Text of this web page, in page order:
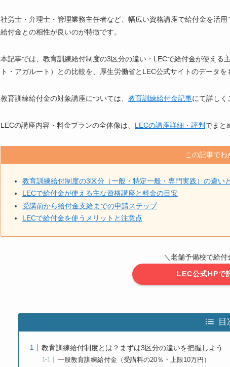
社労士・弁理士・管理業務主任者など、幅広い資格講座で給付金を活
給付金との相性が良いのが特徴です。
本記事では、教育訓練給付制度の3区分の違い・LECで給付金が使える
ト・アガルート）との比較を、厚生労働省とLEC公式サイトのデータを
教育訓練給付金の対象講座については、 教育訓練給付金記事にて詳しく
LECの講座内容・料金プランの全体像は、 LECの講座詳細・評判 でまと
この記事でわ
教育訓練給付制度の3区分（一般・特定一般・専門実践）の違い
LECで給付金が使える主な資格講座と料金の目安
受講前から給付金支給までの申請ステップ
LECで給付金を使うメリットと注意点
＼老舗予備校で給付
LEC公式HPで
目
教育訓練給付制度とは？まずは3区分の違いを把握しよう
一般教育訓練給付金（受講料の20％・上限10万円）